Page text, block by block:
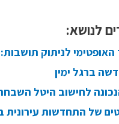
לנושא:
לניתוק תושבות:
ברגל ימין
לחישוב היטל
של התחדשות עירונית